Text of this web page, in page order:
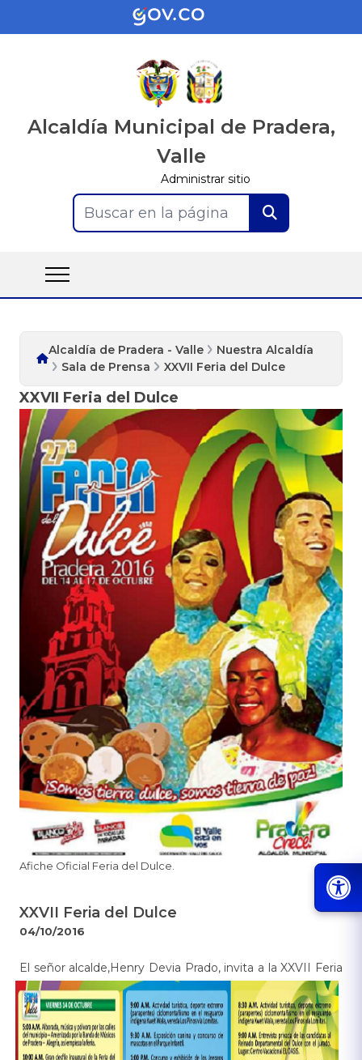
Alcaldía Municipal de Pradera,
Valle
Administrar sitio
Buscar en la página
Alcaldía de Pradera - Valle
Nuestra Alcaldía
Sala de Prensa
XXVII Feria del Dulce
XXVII Feria del Dulce
​Afiche Oficial Feria del Dulce.
XXVII Feria del Dulce
04/10/2016
​​​El señor alcalde,Henry Devia Prado, invita a la XXVII Feria